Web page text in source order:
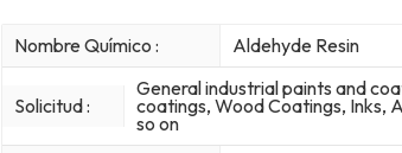
Nombre Químico : Aldehyde Resin
Solicitud :
General industrial paints and
coatings, Wood Coatings, Inks,
so on